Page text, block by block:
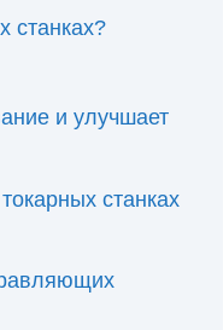
станках?
и улучшает
станках